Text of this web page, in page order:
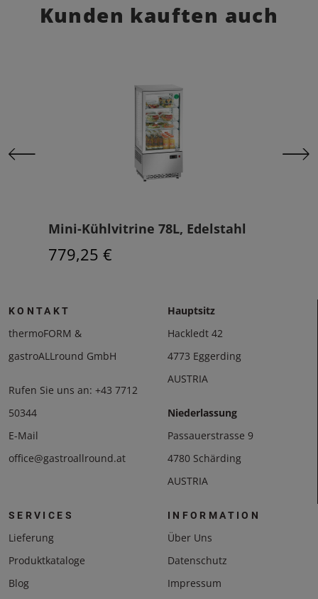
Kunden kauften auch
Mini-Kühlvitrine 78L, Edelstahl
779,25 €
KONTAKT
thermoFORM &
gastroALLround GmbH
Rufen Sie uns an: +43 7712
50344
E-Mail
office@gastroallround.at
Hauptsitz
Hackledt 42
4773 Eggerding
AUSTRIA
Niederlassung
Passauerstrasse 9
4780 Schärding
AUSTRIA
SERVICES
Lieferung
Produktkataloge
Blog
INFORMATION
Über Uns
Datenschutz
Impressum